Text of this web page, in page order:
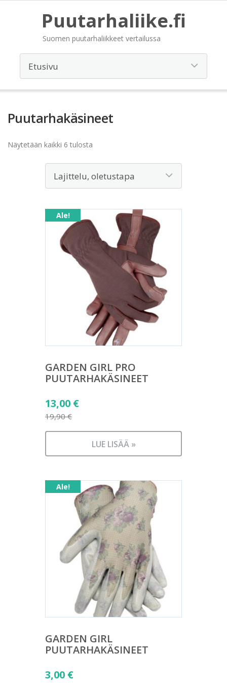
Puutarhaliike.fi
Suomen puutarhaliikkeet vertailussa
Puutarhakäsineet
Näytetään kaikki 6 tulosta
Ale!
GARDEN GIRL PRO
PUUTARHAKÄSINEET
19,90€
Alkuperäinen
hinta
oli:
13,00 €
Nykyinen
on:
LUE LISÄÄ »
Ale!
GARDEN GIRL
PUUTARHAKÄSINEET
Alkuperäinen
3,00 €